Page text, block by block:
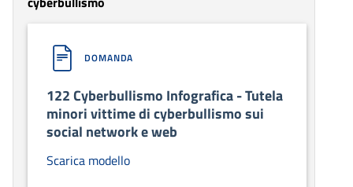
DOMANDA
122 Cyberbullismo Infografica - Tutela
minori vittime di cyberbullismo sui
social network e web
Scarica modello